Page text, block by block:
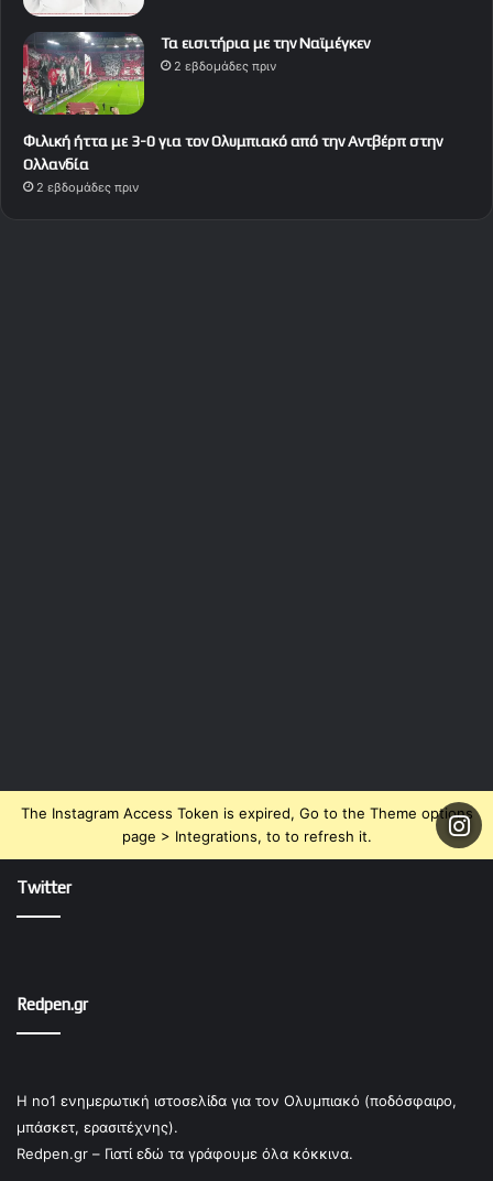
Τα εισιτήρια με την Ναϊμέγκεν
2 εβδομάδες πριν
Φιλική ήττα με 3-0 για τον Ολυμπιακό από την Αντβέρπ στην
Ολλανδία
2 εβδομάδες πριν
The Instagram Access Token is expired, Go to the Theme options
page > Integrations, to to refresh it.
Twitter
Redpen.gr
Η no1 ενημερωτική ιστοσελίδα για τον Ολυμπιακό (ποδόσφαιρο,
μπάσκετ, ερασιτέχνης).
Redpen.gr – Γιατί εδώ τα γράφουμε όλα κόκκινα.